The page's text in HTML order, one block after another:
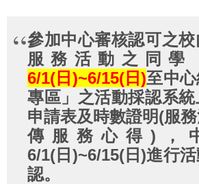
參加中心審核認可之校
服務活動之同學
6/1(日)~6/15(日)至中
專區」之活動採認系
申請表及時數證明(服
傳服務心得)，
6/1(日)~6/15(日)進行
認。